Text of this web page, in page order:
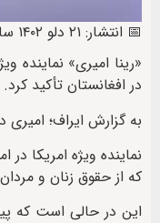
📅 انتشار: ۲۱ دلو ۱۴۰۲ ساعت ۱۰:۱۸ • 🔄 ۰ بروزرسانی • 🕒 آخرین: ۲۱ دلو ۱۴۰۲ ساعت ۱۰:۵۲
«رینا امیری» نماینده
در افغانستان تأکید کرد.
به گزارش ایراف؛
نماینده ویژه امریکا
که از حقوق زنان و
این در حالی است که